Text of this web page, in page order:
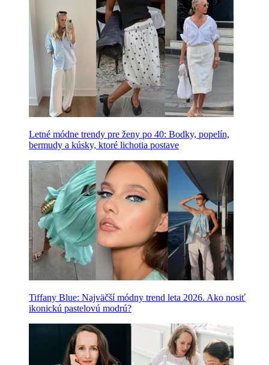
Letné módne trendy pre ženy po 40: Bodky, popelín,
bermudy a kúsky, ktoré lichotia postave
Tiffany Blue: Najväčší módny trend leta 2026. Ako nosiť
ikonickú pastelovú modrú?